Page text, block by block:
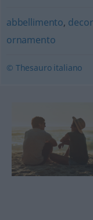
abbellimento,
ornamento
© Thesauro italiano